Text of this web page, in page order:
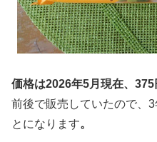
価格は2026年5月現在、375
前後で販売していたので、
とになります。